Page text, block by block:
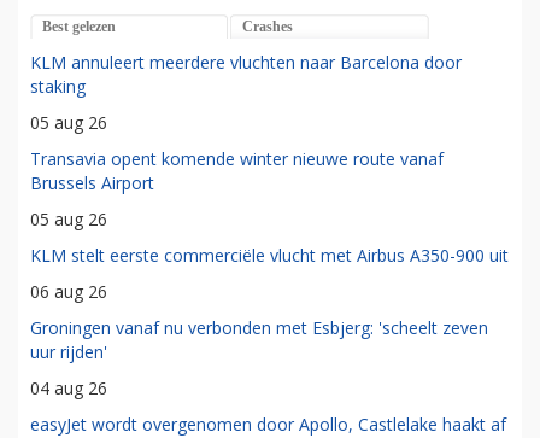
Best gelezen Crashes
KLM annuleert meerdere vluchten naar Barcelona door
staking
05 aug 26
Transavia opent komende winter nieuwe route vanaf
Brussels Airport
05 aug 26
KLM stelt eerste commerciële vlucht met Airbus A350-900 uit
06 aug 26
Groningen vanaf nu verbonden met Esbjerg: 'scheelt zeven
uur rijden'
04 aug 26
easyJet wordt overgenomen door Apollo, Castlelake haakt af